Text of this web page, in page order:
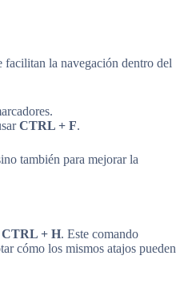
facilitan la navegación dentro del
CTRL + F.
también para mejorar la
CTRL + H. Este comando
cómo los mismos atajos pueden